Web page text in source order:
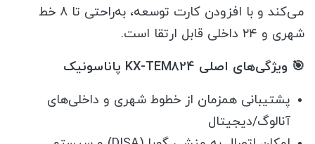
می‌کند و با افزودن کارت توسعه، به‌راحتی تا ۸ خط
شهری و ۲۴ داخلی قابل ارتقا است.
🎯 ویژگی‌های اصلی KX-TEM824 پاناسونیک
پشتیبانی همزمان از خطوط شهری و داخلی‌های
آنالوگ/دیجیتال